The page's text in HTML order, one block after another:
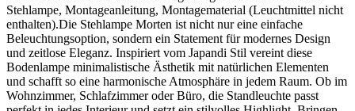
Stehlampe, Montageanleitung, Montagematerial (Leuchtmittel nicht
enthalten).Die Stehlampe Morten ist nicht nur eine einfache
Beleuchtungsoption, sondern ein Statement für modernes Design
und zeitlose Eleganz. Inspiriert vom Japandi Stil vereint diese
Bodenlampe minimalistische Ästhetik mit natürlichen Elementen
und schafft so eine harmonische Atmosphäre in jedem Raum. Ob im
Wohnzimmer, Schlafzimmer oder Büro, die Standleuchte passt